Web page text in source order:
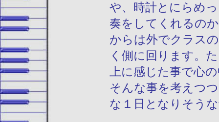
や、時計とにらめ
奏をしてくれるの
からは外でクラス
く側に回ります。
上に感じた事で心
そんな事を考えつ
な１日となりそう